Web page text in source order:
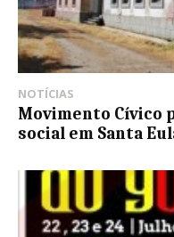
NOTÍCIAS
Movimento Cívico
social em Santa